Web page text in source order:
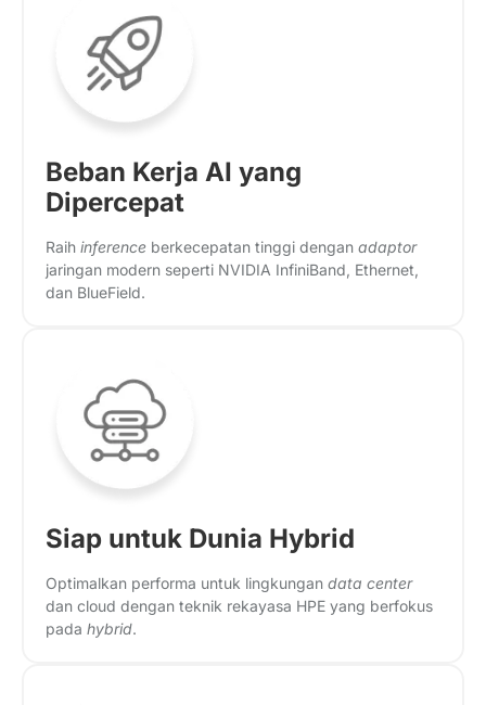
Beban Kerja AI yang
Dipercepat
Raih inference berkecepatan tinggi dengan adaptor
jaringan modern seperti NVIDIA InfiniBand, Ethernet,
dan BlueField.
Siap untuk Dunia Hybrid
Optimalkan performa untuk lingkungan data center
dan cloud dengan teknik rekayasa HPE yang berfokus
pada hybrid.